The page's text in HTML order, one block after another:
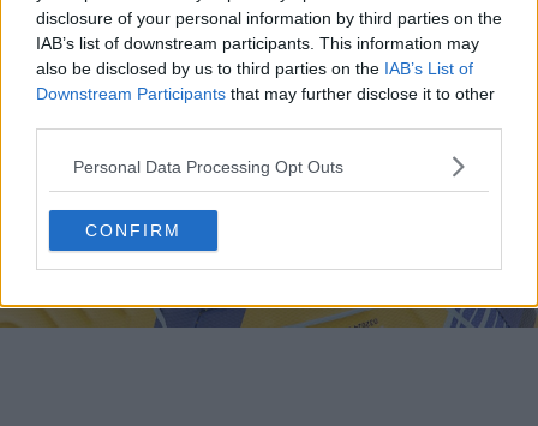
disclosure of your personal information by third parties on the
IAB’s list of downstream participants. This information may
also be disclosed by us to third parties on the IAB’s List of
Downstream Participants that may further disclose it to other
Personal Data Processing Opt Outs
CONFIRM